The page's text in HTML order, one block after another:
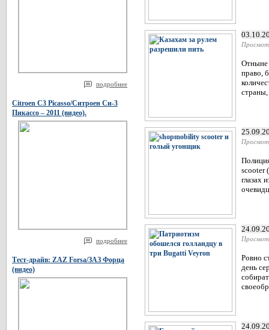
подробнее
Citroen C3 Picasso/Ситроен Си-3
Пикассо – 2011 (видео).
подробнее
Тест-драйв: ZAZ Forsa/ЗАЗ Форца
(видео)
Отныне
право,
scooter
глазах
Ровно
день